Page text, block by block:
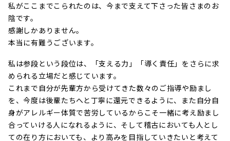
私がここまでこられたのは、今まで支えて下さった皆さまのお
陰です。
感謝しかありません。
本当に有難うございます。
私は参段という段位は、「支える力」「導く責任」をさらに求
められる立場だと感じています。
これまで自分が先輩方から受けてきた数々のご指導や励まし
を、今度は後輩たちへと丁寧に還元できるように、また自分自
身がアレルギー体質で苦労しているからこそ一緒に考え励まし
合っていける人になれるように、そして稽古においても人とし
ての在り方においても、より高みを目指していきたいと考えて